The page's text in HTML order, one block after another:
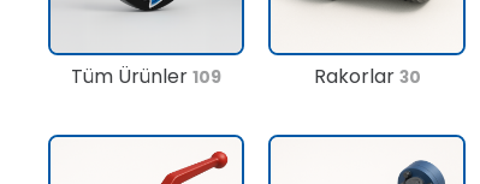
Tüm Ürünler109 Rakorlar 30